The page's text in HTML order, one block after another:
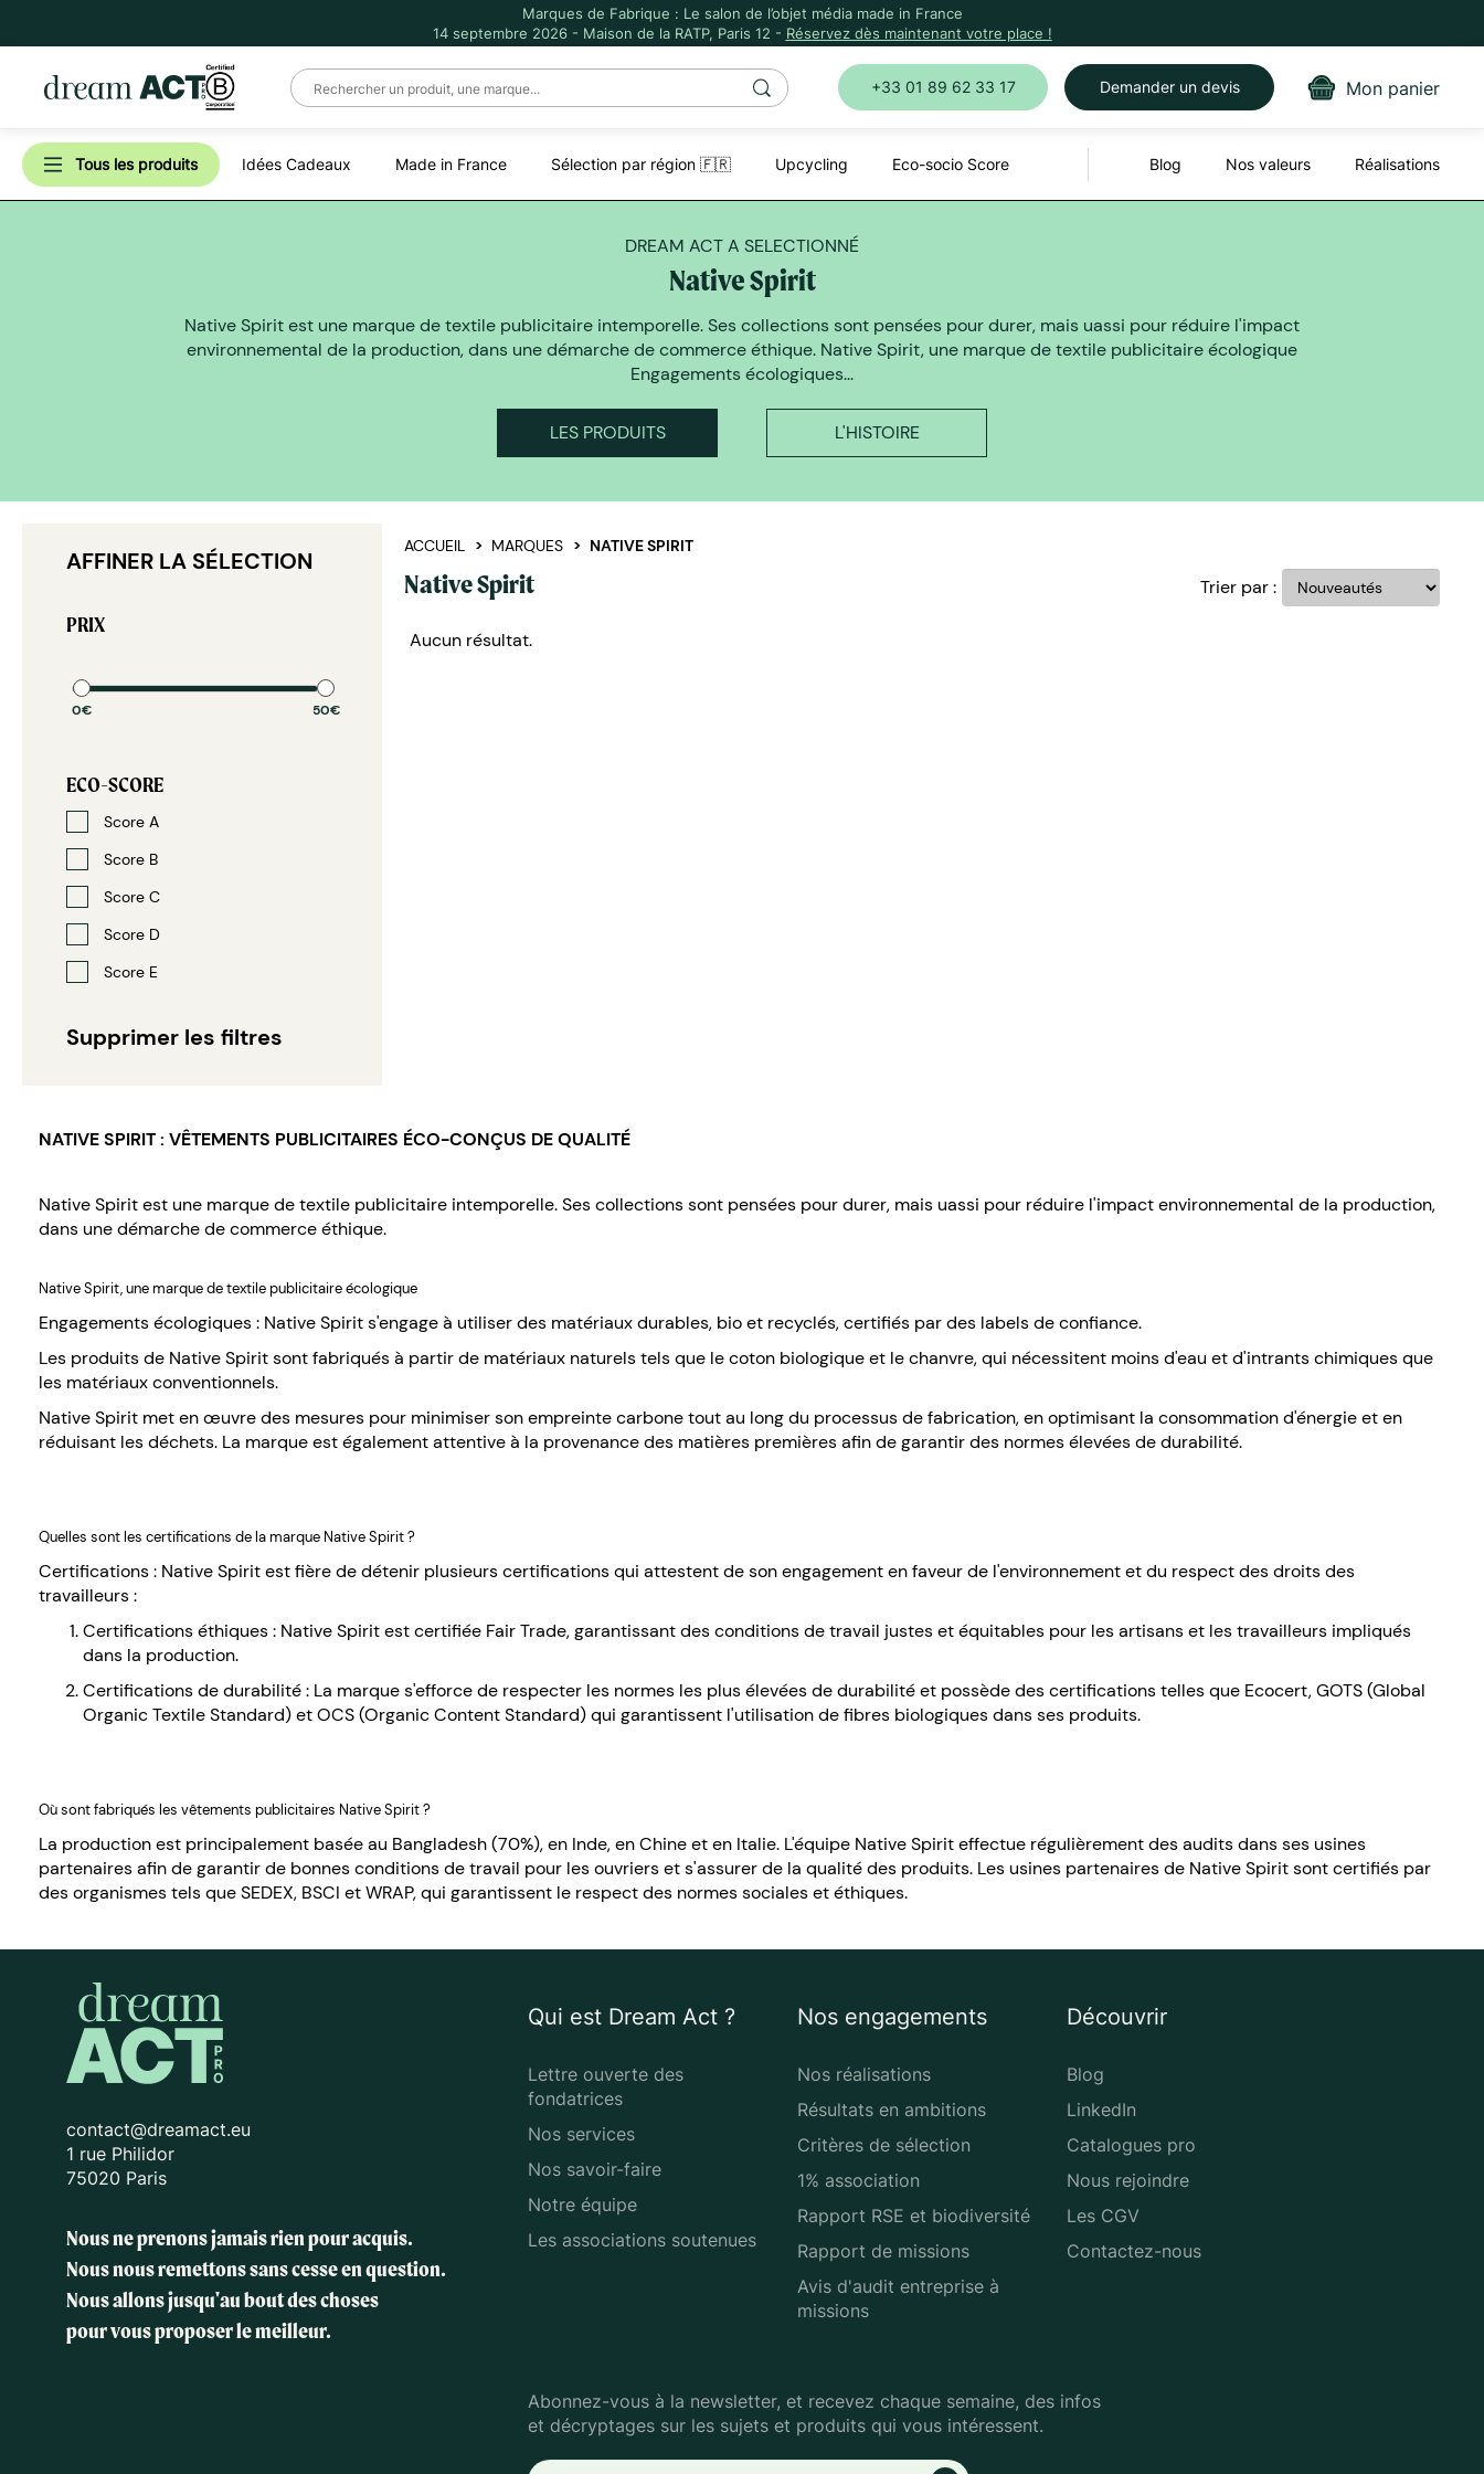
Marques de Fabrique : Le salon de l’objet média made in France
14 septembre 2026 - Maison de la RATP, Paris 12 - Réservez dès maintenant votre place !
+33 01 89 62 33 17 Demander un devis Mon panier
Tous les produits Idées Cadeaux Made in France Sélection par région 🇫🇷 Upcycling Eco-socio Score Blog Nos valeurs Réalisations
DREAM ACT A SELECTIONNÉ
Native Spirit
Native Spirit est une marque de textile publicitaire intemporelle. Ses collections sont pensées pour durer, mais uassi pour réduire l'impact
environnemental de la production, dans une démarche de commerce éthique. Native Spirit, une marque de textile publicitaire écologique
Engagements écologiques...
LES PRODUITS L'HISTOIRE
AFFINER LA SÉLECTION
PRIX
0€ 50€
ECO-SCORE
Score A
Score B
Score C
Score D
Score E
Supprimer les filtres
ACCUEIL MARQUES NATIVE SPIRIT
Native Spirit Trier par :
Aucun résultat.
NATIVE SPIRIT : VÊTEMENTS PUBLICITAIRES ÉCO-CONÇUS DE QUALITÉ
Native Spirit est une marque de textile publicitaire intemporelle. Ses collections sont pensées pour durer, mais uassi pour réduire l'impact environnemental de la production,
dans une démarche de commerce éthique.
Native Spirit, une marque de textile publicitaire écologique
Engagements écologiques : Native Spirit s'engage à utiliser des matériaux durables, bio et recyclés, certifiés par des labels de confiance.
Les produits de Native Spirit sont fabriqués à partir de matériaux naturels tels que le coton biologique et le chanvre, qui nécessitent moins d'eau et d'intrants chimiques que
les matériaux conventionnels.
Native Spirit met en œuvre des mesures pour minimiser son empreinte carbone tout au long du processus de fabrication, en optimisant la consommation d'énergie et en
réduisant les déchets. La marque est également attentive à la provenance des matières premières afin de garantir des normes élevées de durabilité.
Quelles sont les certifications de la marque Native Spirit ?
Certifications : Native Spirit est fière de détenir plusieurs certifications qui attestent de son engagement en faveur de l'environnement et du respect des droits des
travailleurs :
Certifications éthiques : Native Spirit est certifiée Fair Trade, garantissant des conditions de travail justes et équitables pour les artisans et les travailleurs impliqués
dans la production.
Certifications de durabilité : La marque s'efforce de respecter les normes les plus élevées de durabilité et possède des certifications telles que Ecocert, GOTS (Global
Organic Textile Standard) et OCS (Organic Content Standard) qui garantissent l'utilisation de fibres biologiques dans ses produits.
Où sont fabriqués les vêtements publicitaires Native Spirit ?
La production est principalement basée au Bangladesh (70%), en Inde, en Chine et en Italie. L'équipe Native Spirit effectue régulièrement des audits dans ses usines
partenaires afin de garantir de bonnes conditions de travail pour les ouvriers et s'assurer de la qualité des produits. Les usines partenaires de Native Spirit sont certifiés par
des organismes tels que SEDEX, BSCI et WRAP, qui garantissent le respect des normes sociales et éthiques.
contact@dreamact.eu
1 rue Philidor
75020 Paris
Nous ne prenons jamais rien pour acquis.
Nous nous remettons sans cesse en question.
Nous allons jusqu'au bout des choses
pour vous proposer le meilleur.
Qui est Dream Act ?
Lettre ouverte des
fondatrices
Nos services
Nos savoir-faire
Notre équipe
Les associations soutenues
Nos engagements
Nos réalisations
Résultats en ambitions
Critères de sélection
1% association
Rapport RSE et biodiversité
Rapport de missions
Avis d'audit entreprise à
missions
Découvrir
Blog
LinkedIn
Catalogues pro
Nous rejoindre
Les CGV
Contactez-nous
Abonnez-vous à la newsletter, et recevez chaque semaine, des infos
et décryptages sur les sujets et produits qui vous intéressent.